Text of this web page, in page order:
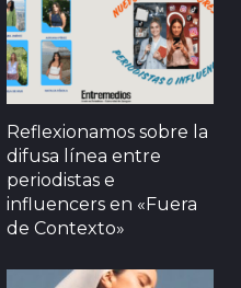
Reflexionamos sobre la
difusa línea entre
periodistas e
influencers en «Fuera
de Contexto»